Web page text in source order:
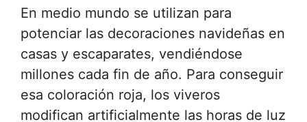
En medio mundo se utilizan para
potenciar las decoraciones navideñas en
casas y escaparates, vendiéndose
millones cada fin de año. Para conseguir
esa coloración roja, los viveros
modifican artificialmente las horas de luz